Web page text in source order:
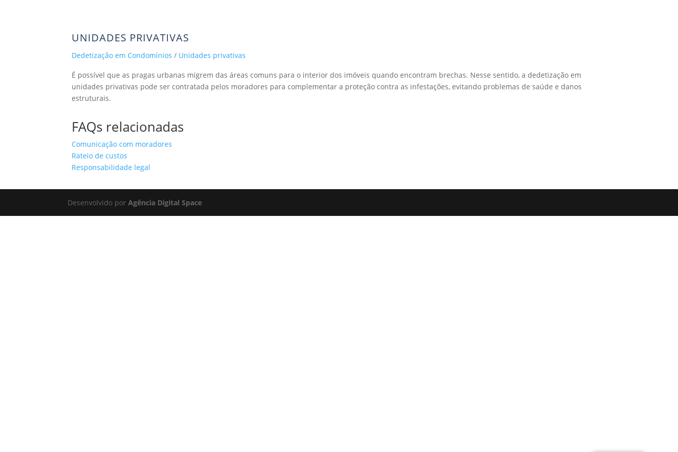
UNIDADES PRIVATIVAS
Dedetização em Condomínios / Unidades privativas
É possível que as pragas urbanas migrem das áreas comuns para o interior dos imóveis quando encontram brechas. Nesse sentido, a dedetização em
unidades privativas pode ser contratada pelos moradores para complementar a proteção contra as infestações, evitando problemas de saúde e danos
estruturais.
FAQs relacionadas
Comunicação com moradores
Rateio de custos
Responsabilidade legal
Desenvolvido porAgência Digital Space